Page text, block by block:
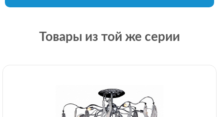
Товары из той же серии